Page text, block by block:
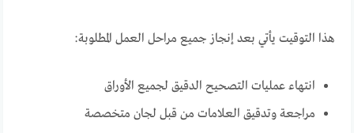
هذا التوقيت يأتي بعد إنجاز جميع مراحل العمل المطلوبة:
انتهاء عمليات التصحيح الدقيق لجميع الأوراق
مراجعة وتدقيق العلامات من قبل لجان متخصصة